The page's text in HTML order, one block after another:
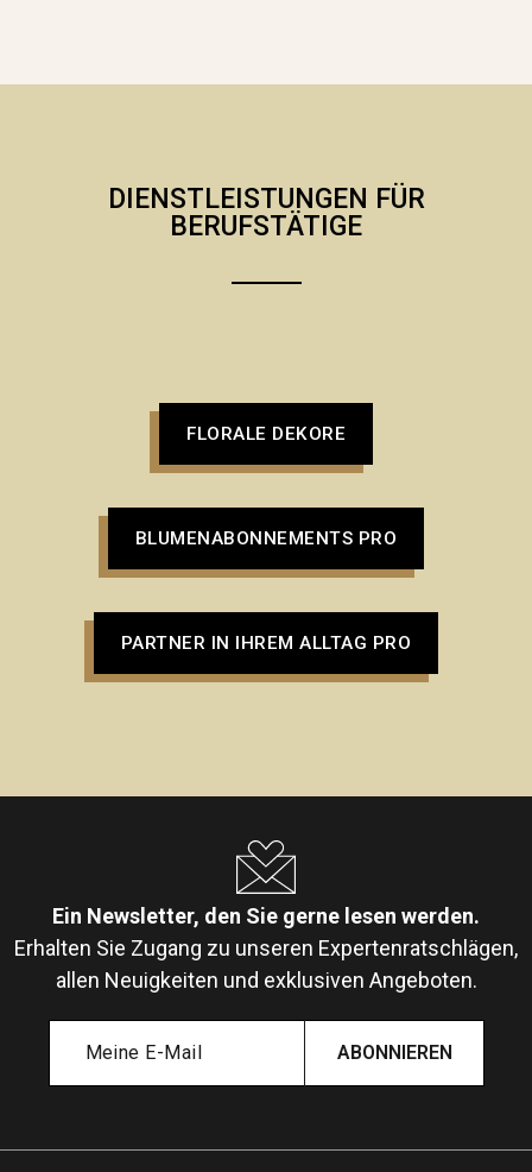
DIENSTLEISTUNGEN FÜR
BERUFSTÄTIGE
FLORALE DEKORE
BLUMENABONNEMENTS PRO
PARTNER IN IHREM ALLTAG PRO
Ein Newsletter, den Sie gerne lesen werden.
Erhalten Sie Zugang zu unseren Expertenratschlägen,
allen Neuigkeiten und exklusiven Angeboten.
ABONNIEREN